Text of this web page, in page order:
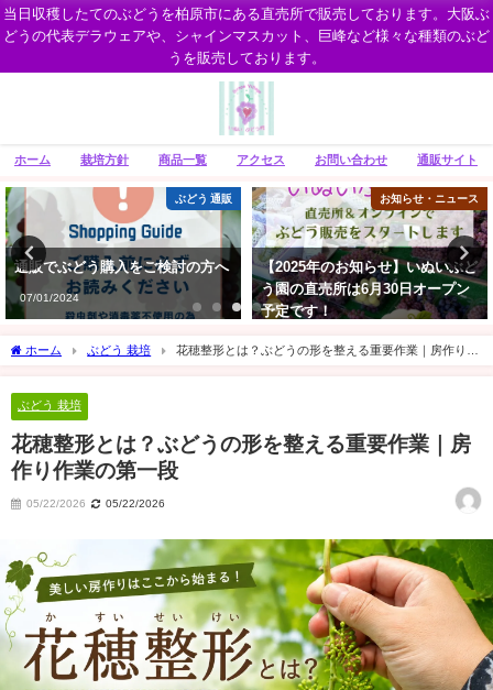
当日収穫したてのぶどうを柏原市にある直売所で販売しております。大阪ぶ
どうの代表デラウェアや、シャインマスカット、巨峰など様々な種類のぶど
うを販売しております。
ホーム 栽培方針 商品一覧 アクセス お問い合わせ 通販サイト
お知らせ・ニュース
【2025年のお知らせ】いぬいぶど
う園の直売所は6月30日オープン
予定です！
ぶどう 通販
採れたてぶどうの地方発送につい
て
07/31/2018
ホーム ぶどう 栽培
花穂整形とは？ぶどうの形を整える重要作業｜房作り作
ぶどう 栽培
花穂整形とは？ぶどうの形を整える重要作業｜房
作り作業の第一段
05/22/2026 05/22/2026